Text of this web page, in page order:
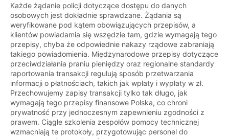
Każde żądanie policji dotyczące dostępu do danych
osobowych jest dokładnie sprawdzane. Żądania są
weryfikowane pod kątem obowiązujących przepisów, a
klientów powiadamia się wszędzie tam, gdzie wymagają tego
przepisy, chyba że odpowiednie nakazy rządowe zabraniają
takiego powiadomienia. Międzynarodowe przepisy dotyczące
przeciwdziałania praniu pieniędzy oraz regionalne standardy
raportowania transakcji regulują sposób przetwarzania
informacji o płatnościach, takich jak wpłaty i wypłaty w zł.
Przechowujemy zapisy transakcji tylko tak długo, jak
wymagają tego przepisy finansowe Polska, co chroni
prywatność przy jednoczesnym zapewnieniu zgodności z
prawem. Ciągłe szkolenia zespołów pomocy technicznej
wzmacniają te protokoły, przygotowując personel do